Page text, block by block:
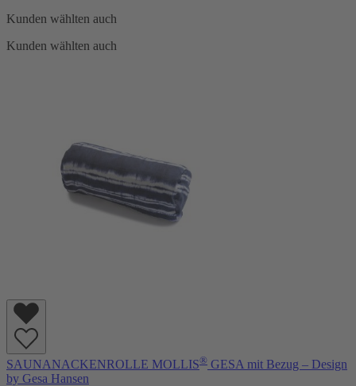
Kunden wählten auch
Kunden wählten auch
SAUNANACKENROLLE MOLLIS® GESA mit Bezug – Design
by Gesa Hansen